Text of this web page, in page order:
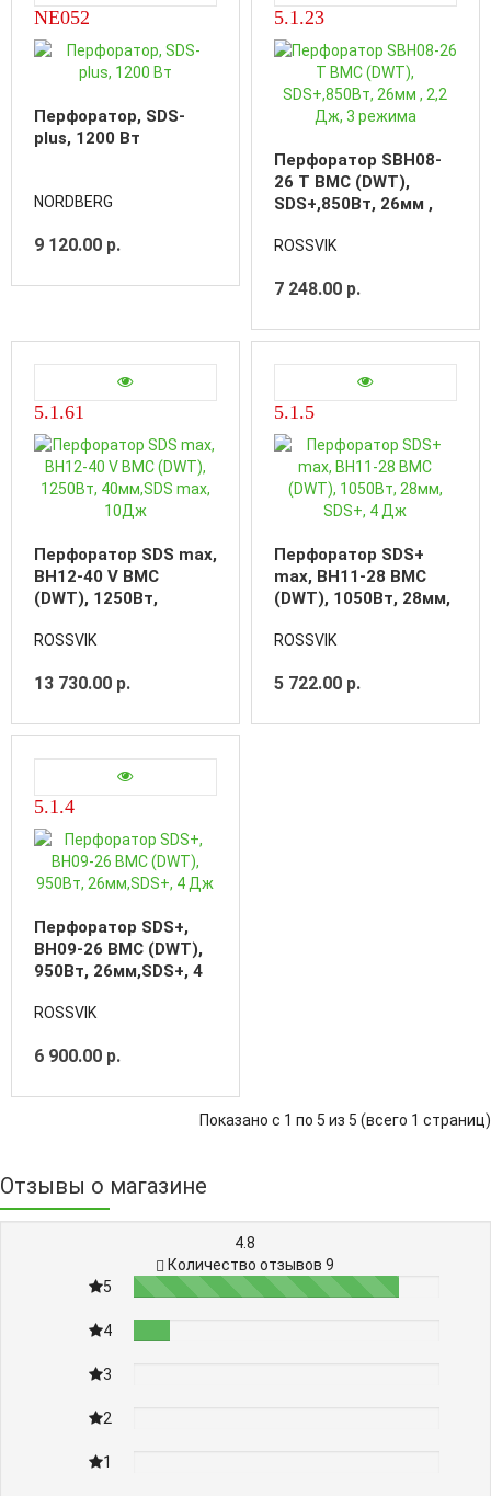
NE052
Перфоратор, SDS-
plus, 1200 Вт
NORDBERG
9 120.00 р.
5.1.23
Перфоратор SBH08-
26 T BMC (DWT),
SDS+,850Вт, 26мм ,
ROSSVIK
7 248.00 р.
5.1.61
Перфоратор SDS max,
BH12-40 V BMC
(DWT), 1250Вт,
ROSSVIK
13 730.00 р.
5.1.5
Перфоратор SDS+
max, BH11-28 BMC
(DWT), 1050Вт, 28мм,
ROSSVIK
5 722.00 р.
5.1.4
Перфоратор SDS+,
BH09-26 BMC (DWT),
950Вт, 26мм,SDS+, 4
ROSSVIK
6 900.00 р.
Показано с 1 по 5 из 5 (всего 1 страниц)
Отзывы о магазине
4.8
Количество отзывов 9
5
87%
4
3
2
1